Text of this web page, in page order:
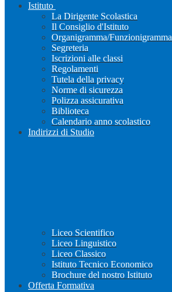
Istituto
La Dirigente Scolastica
Il Consiglio d'Istituto
Organigramma/Funzionigramma
Segreteria
Iscrizioni alle classi
Regolamenti
Tutela della privacy
Norme di sicurezza
Polizza assicurativa
Biblioteca
Calendario anno scolastico
Indirizzi di Studio
Liceo Scientifico
Liceo Linguistico
Liceo Classico
Istituto Tecnico Economico
Brochure del nostro Istituto
Offerta Formativa